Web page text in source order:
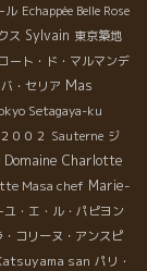
ル Echappée Belle Rose
ス Sylvain 東京築地
コート・ド・マルマンデ
・セリア Mas
Setagaya-ku
００２ Sauterne ジ
Domaine Charlotte
Masa chef Marie-
ユ・エ・ル・パピヨン
・コリーヌ・アンスピ
san パリ・